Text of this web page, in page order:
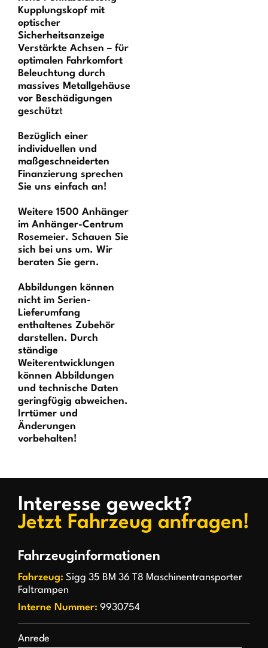
Kupplungskopf mit
optischer
Sicherheitsanzeige
Verstärkte Achsen – für
optimalen Fahrkomfort
Beleuchtung durch
massives Metallgehäuse
vor Beschädigungen
geschützt
Bezüglich einer
individuellen und
maßgeschneiderten
Finanzierung sprechen
Sie uns einfach an!
Weitere 1500 Anhänger
im Anhänger-Centrum
Rosemeier. Schauen Sie
sich bei uns um. Wir
beraten Sie gern.
Abbildungen können
nicht im Serien-
Lieferumfang
enthaltenes Zubehör
darstellen. Durch
ständige
Weiterentwicklungen
können Abbildungen
und technische Daten
geringfügig abweichen.
Irrtümer und
Änderungen
vorbehalten!
Interesse geweckt?
Jetzt Fahrzeug anfragen!
Fahrzeuginformationen
Fahrzeug: Sigg 35 BM 36 T8 Maschinentransporter
Faltrampen
Interne Nummer: 9930754
Anrede